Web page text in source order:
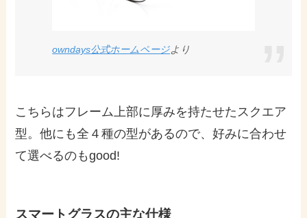
owndays公式ホームページより
こちらはフレーム上部に厚みを持たせたスクエア
型。他にも全４種の型があるので、好みに合わせ
て選べるのもgood!
スマートグラスの主な仕様